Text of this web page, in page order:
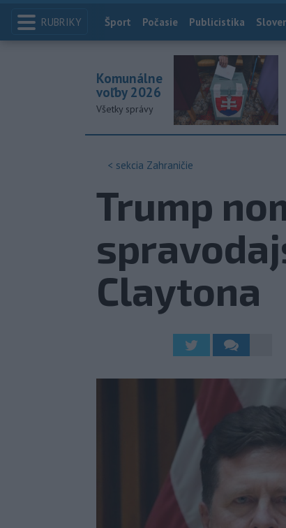
RUBRIKY Index
Šport Počasie Publicistika
Komunálne
voľby 2026
Všetky správy
< sekcia Zahraničie
Trump
Claytona